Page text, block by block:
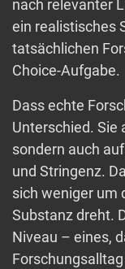
nach relevanter
ein realistisches
tatsächlichen
Choice-Aufgabe.
Dass echte
Unterschied. Sie
sondern auch
und Stringenz.
sich weniger um
Substanz dreht.
Niveau – eines,